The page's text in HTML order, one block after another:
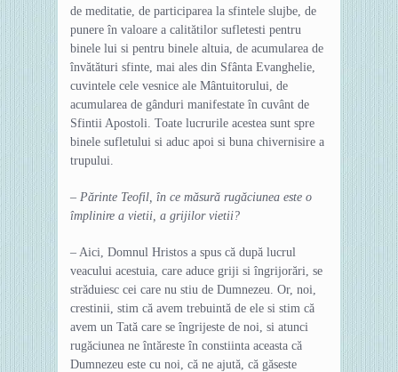
de meditatie, de participarea la sfintele slujbe, de
punere în valoare a calitătilor sufletesti pentru
binele lui si pentru binele altuia, de acumularea de
învătături sfinte, mai ales din Sfânta Evanghelie,
cuvintele cele vesnice ale Mântuitorului, de
acumularea de gânduri manifestate în cuvânt de
Sfintii Apostoli. Toate lucrurile acestea sunt spre
binele sufletului si aduc apoi si buna chivernisire a
trupului.
– Părinte Teofil, în ce măsură rugăciunea este o
împlinire a vietii, a grijilor vietii?
– Aici, Domnul Hristos a spus că după lucrul
veacului acestuia, care aduce griji si îngrijorări, se
străduiesc cei care nu stiu de Dumnezeu. Or, noi,
crestinii, stim că avem trebuintă de ele si stim că
avem un Tată care se îngrijeste de noi, si atunci
rugăciunea ne întăreste în constiinta aceasta că
Dumnezeu este cu noi, că ne ajută, că găseste